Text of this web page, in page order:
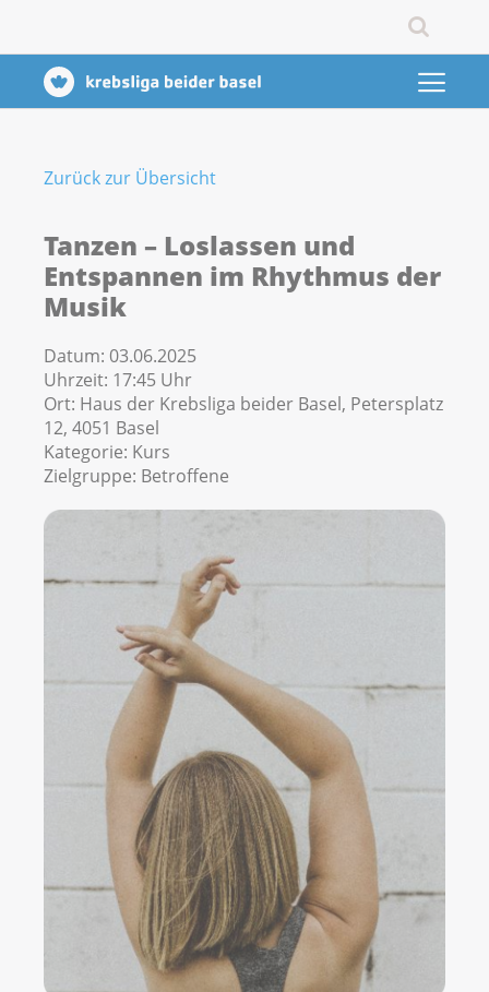
Zurück zur Übersicht
Tanzen – Loslassen und
Entspannen im Rhythmus der
Musik
Datum: 03.06.2025
Uhrzeit: 17:45 Uhr
Ort: Haus der Krebsliga beider Basel, Petersplatz
12, 4051 Basel
Kategorie: Kurs
Zielgruppe: Betroffene